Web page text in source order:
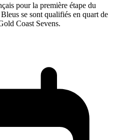
pour la première étape du
se sont qualifiés en quart de
Coast Sevens.